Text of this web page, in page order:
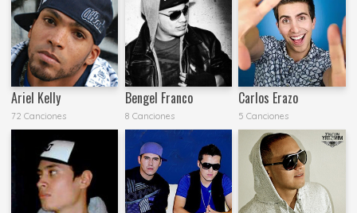
Ariel Kelly
72 Canciones
Bengel Franco
8 Canciones
Carlos Erazo
5 Canciones